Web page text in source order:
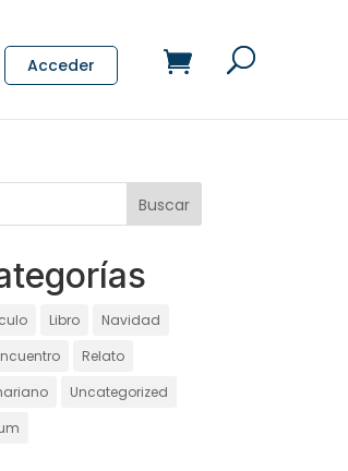
Acceder
Libro
Navidad
Relato
Uncategorized